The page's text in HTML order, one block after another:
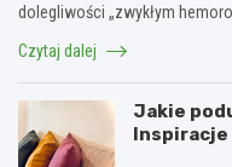
dolegliwości „zwykłym
Czytaj dalej
Jakie
Inspiracje